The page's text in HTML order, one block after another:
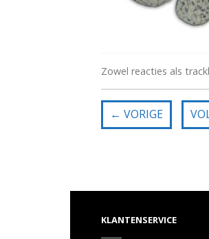
Zowel reacties als
← VORIGE
KLANTENSERVICE